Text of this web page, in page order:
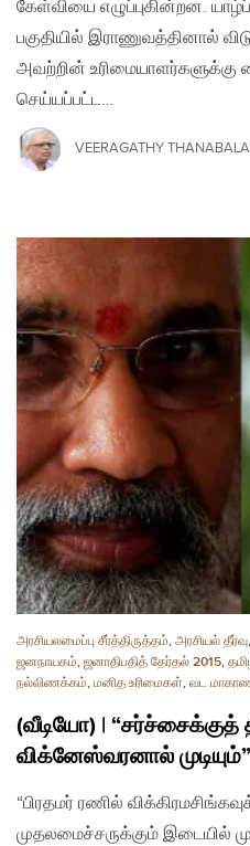
கேள்வியை எழுப்புகின்றன.
பகுதியில் இராணுவத்தினால்
அவற்றின் உரிமையாளர்களுக்கு
செய்யப்பட்ட…
VEERAGATHY
அரசியலமைப்பு சீர்த்திருத்தம், அரசியல் தீர்வு,
ஜனநாயகம், ஜனாதிபதித் தேர்தல் 2015,
நல்லிணக்கம், மனித உரிமைகள், வட
(வீடியோ) | “சர்ச்சைக்குத்
விக்னேஸ்வரனால் முடியும்”
“பிரதமர் ரணில்
முதலமைச்சருக்கும் இடையில்